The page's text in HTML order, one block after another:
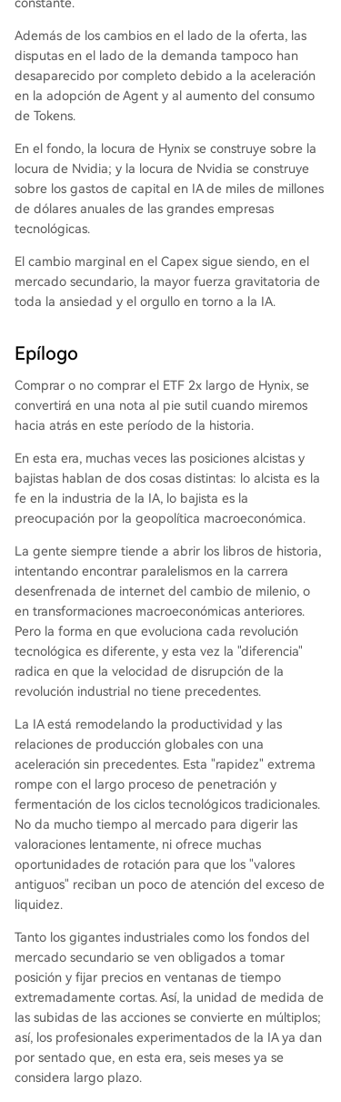
Además de los cambios en el lado de la oferta, las
disputas en el lado de la demanda tampoco han
desaparecido por completo debido a la aceleración
en la adopción de Agent y al aumento del consumo
de Tokens.
En el fondo, la locura de Hynix se construye sobre la
locura de Nvidia; y la locura de Nvidia se construye
sobre los gastos de capital en IA de miles de millones
de dólares anuales de las grandes empresas
tecnológicas.
El cambio marginal en el Capex sigue siendo, en el
mercado secundario, la mayor fuerza gravitatoria de
toda la ansiedad y el orgullo en torno a la IA.
Epílogo
Comprar o no comprar el ETF 2x largo de Hynix, se
convertirá en una nota al pie sutil cuando miremos
hacia atrás en este período de la historia.
En esta era, muchas veces las posiciones alcistas y
bajistas hablan de dos cosas distintas: lo alcista es la
fe en la industria de la IA, lo bajista es la
preocupación por la geopolítica macroeconómica.
La gente siempre tiende a abrir los libros de historia,
intentando encontrar paralelismos en la carrera
desenfrenada de internet del cambio de milenio, o
en transformaciones macroeconómicas anteriores.
Pero la forma en que evoluciona cada revolución
tecnológica es diferente, y esta vez la "diferencia"
radica en que la velocidad de disrupción de la
revolución industrial no tiene precedentes.
La IA está remodelando la productividad y las
relaciones de producción globales con una
aceleración sin precedentes. Esta "rapidez" extrema
rompe con el largo proceso de penetración y
fermentación de los ciclos tecnológicos tradicionales.
No da mucho tiempo al mercado para digerir las
valoraciones lentamente, ni ofrece muchas
oportunidades de rotación para que los "valores
antiguos" reciban un poco de atención del exceso de
liquidez.
Tanto los gigantes industriales como los fondos del
mercado secundario se ven obligados a tomar
posición y fijar precios en ventanas de tiempo
extremadamente cortas. Así, la unidad de medida de
las subidas de las acciones se convierte en múltiplos;
así, los profesionales experimentados de la IA ya dan
por sentado que, en esta era, seis meses ya se
considera largo plazo.